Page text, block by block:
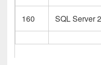
160 SQL Server